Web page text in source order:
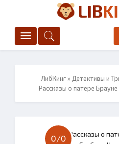
LIB
ЛибКинг» Детективы и
Рассказы о патере
0/0